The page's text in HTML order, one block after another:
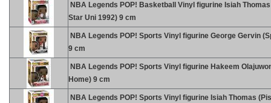
NBA Legends POP! Basketball Vinyl figurine Isiah
Star Uni 1992) 9 cm
NBA Legends POP! Sports Vinyl figurine George Gervin
9 cm
NBA Legends POP! Sports Vinyl figurine Hakeem
Home) 9 cm
NBA Legends POP! Sports Vinyl figurine Isiah Thomas